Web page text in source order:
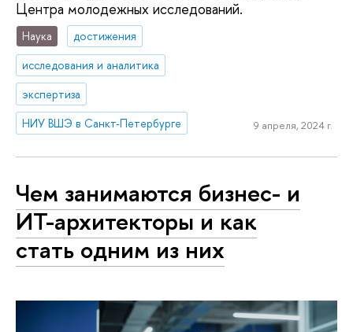
Центра молодежных исследований.
Наука
достижения
исследования и аналитика
экспертиза
НИУ ВШЭ в Санкт-Петербурге
9 апреля, 2024 г.
Чем занимаются бизнес- и
ИТ-архитекторы и как
стать одним из них